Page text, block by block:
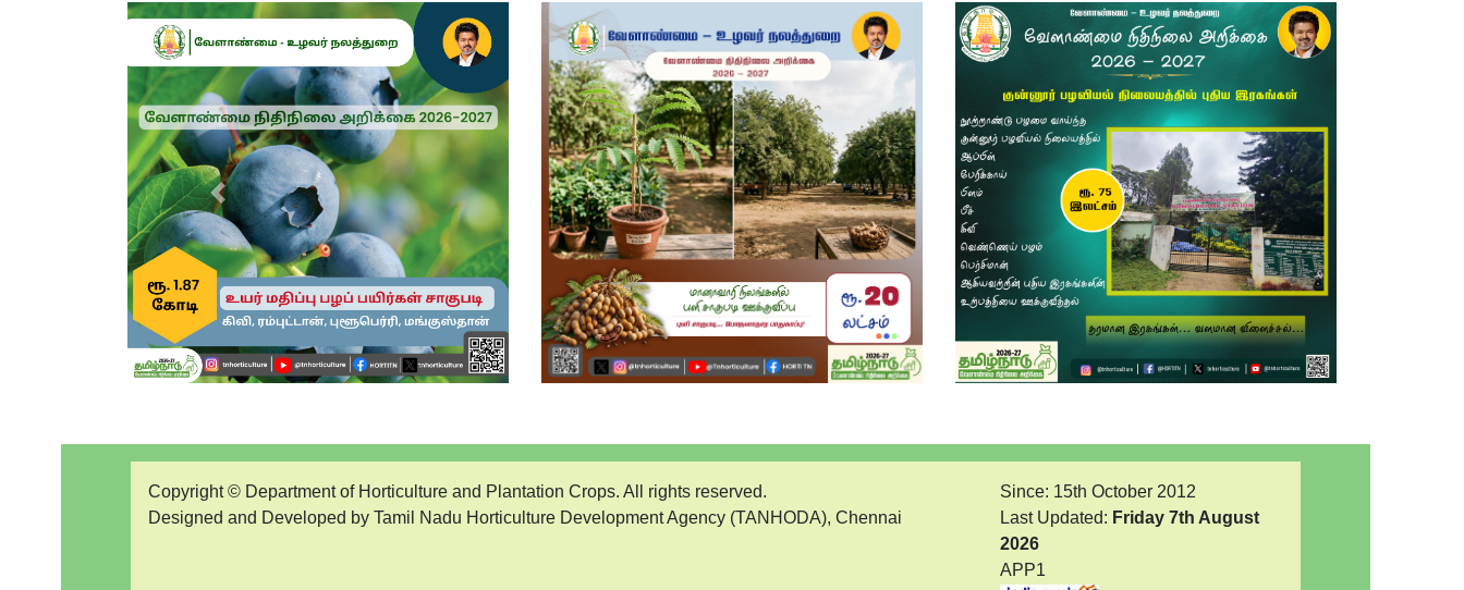
Previous Next
Copyright © Department of Horticulture and Plantation Crops. All rights reserved.
Designed and Developed by Tamil Nadu Horticulture Development Agency (TANHODA), Chennai
Since: 15th October 2012
Last Updated: Friday 7th August
2026
APP1